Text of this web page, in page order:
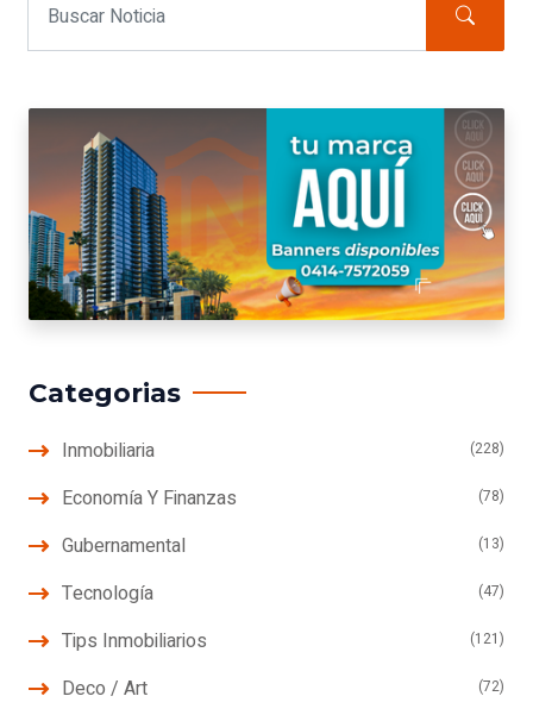
Categorias
Inmobiliaria (228)
Economía Y Finanzas (78)
Gubernamental (13)
Tecnología (47)
Tips Inmobiliarios (121)
Deco / Art (72)